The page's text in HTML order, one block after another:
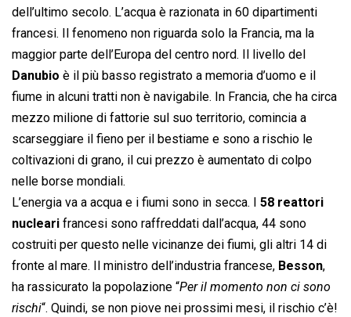
b
o
o
k
s
A
p
p
e
d
I
n
a
d
s
l
L
i
n
k
t
dell’ultimo secolo. L’acqua è razionata in 60 dipartimenti
francesi. Il fenomeno non riguarda solo la Francia, ma la
maggior parte dell’Europa del centro nord. Il livello del
Danubio è il più basso registrato a memoria d’uomo e il
fiume in alcuni tratti non è navigabile. In Francia, che ha circa
mezzo milione di fattorie sul suo territorio, comincia a
scarseggiare il fieno per il bestiame e sono a rischio le
coltivazioni di grano, il cui prezzo è aumentato di colpo
nelle borse mondiali.
L’energia va a acqua e i fiumi sono in secca. I 58 reattori
nucleari francesi sono raffreddati dall’acqua, 44 sono
costruiti per questo nelle vicinanze dei fiumi, gli altri 14 di
fronte al mare. Il ministro dell’industria francese, Besson,
ha rassicurato la popolazione “Per il momento non ci sono
rischi“. Quindi, se non piove nei prossimi mesi, il rischio c’è!